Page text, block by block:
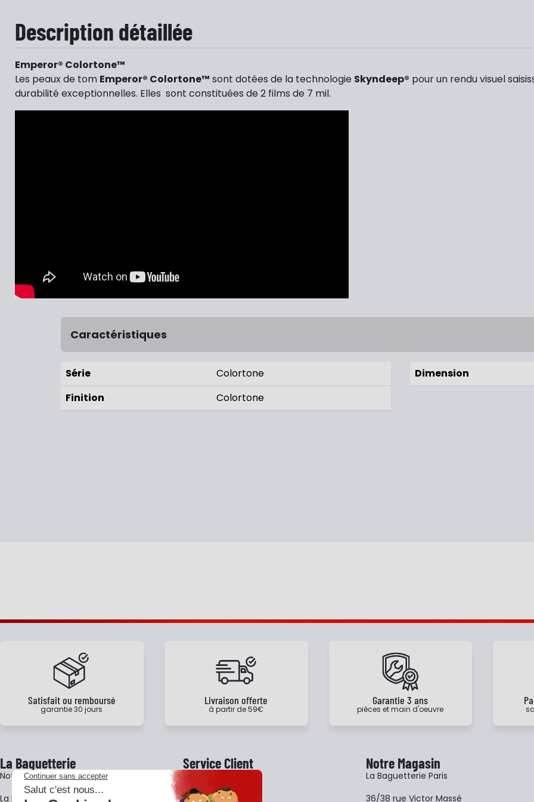
Description détaillée
Emperor® Colortone™
Les peaux de tom Emperor® Colortone™ sont dotées de la technologie Skyndeep® pour un rendu visuel
durabilité exceptionnelles. Elles sont constituées de 2 films de 7 mil.
Caractéristiques
Série
Colortone
Finition
Colortone
Dimension
Satisfait ou remboursé
garantie 30 jours
Livraison offerte
à partir de 59€
Garantie 3 ans
pièces et main d'oeuvre
La Baguetterie
Notre histoire
La BagShow
Service Client
Garantie 3 ans
Notre Magasin
La Baguetterie Paris
36/38 rue Victor Massé